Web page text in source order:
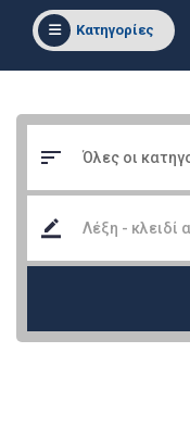
Κατηγορίες